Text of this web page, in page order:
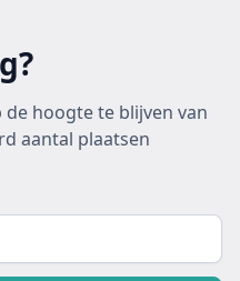
hoogte te blijven van
aantal plaatsen